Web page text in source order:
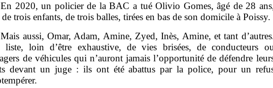
En 2020, un policier de la BAC a tué Olivio Gomes, âgé de 28
de trois enfants, de trois balles, tirées en bas de son domicile à Poissy.
Mais aussi, Omar, Adam, Amine, Zyed, Inès, Amine, et tant
liste, loin d’être exhaustive, de vies brisées, de conducteurs
de véhicules qui n’auront jamais l’opportunité de défendre
devant un juge : ils ont été abattus par la police, pour un